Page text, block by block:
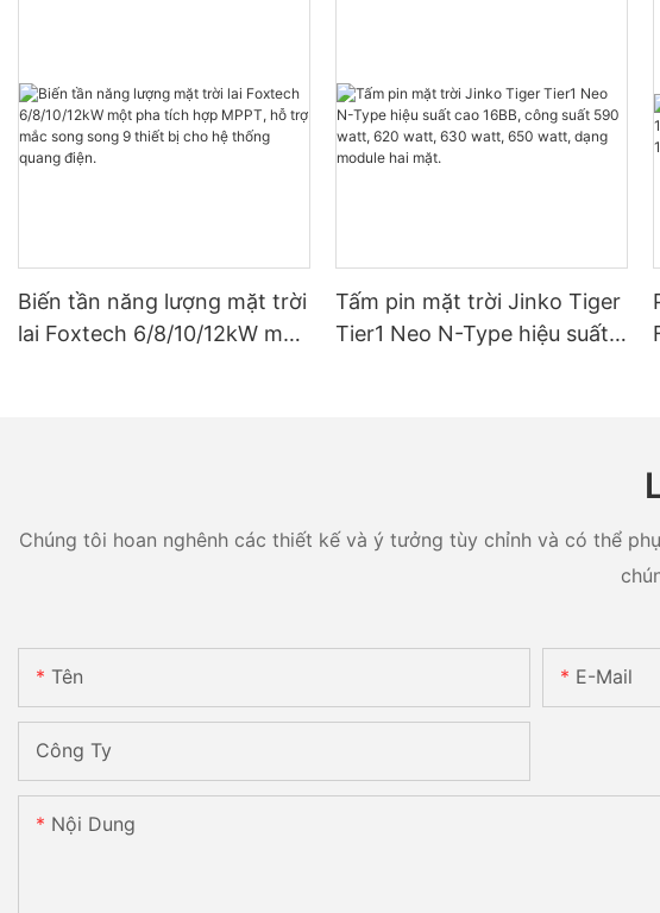
Biến tần năng lượng mặt trời
lai Foxtech 6/8/10/12kW một
Tấm pin mặt trời Jinko Tiger
Tier1 Neo N-Type hiệu suất
Chúng tôi hoan nghênh các thiết kế và ý tưởng tùy chỉnh và có thể
Tên E-Mail
Công Ty
Nội Dung